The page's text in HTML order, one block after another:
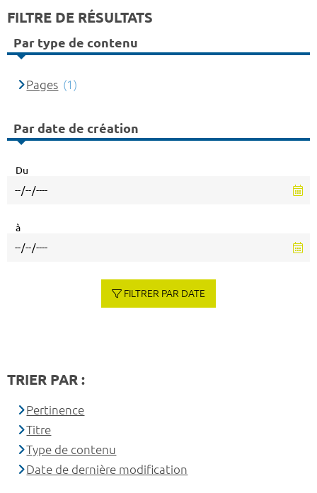
FILTRE DE RÉSULTATS
Par type de contenu
Pages (1)
Par date de création
Du
à
FILTRER PAR DATE
TRIER PAR :
Pertinence
Titre
Type de contenu
Date de dernière modification